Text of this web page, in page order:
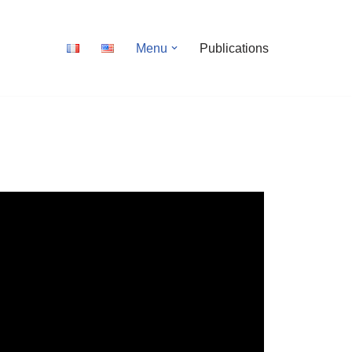
Menu Publications